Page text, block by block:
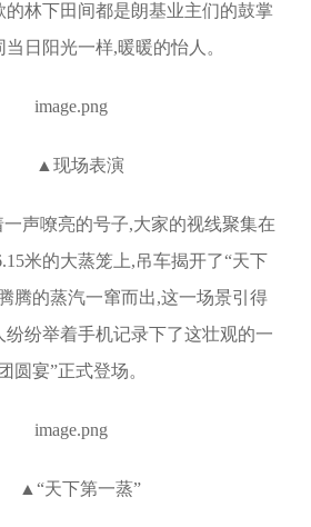
的林下田间都是朗基业主们的鼓掌
日阳光一样,暖暖的怡人。
▲现场表演
一声嘹亮的号子,大家的视线聚集在
米的大蒸笼上,吊车揭开了“天下
腾的蒸汽一窜而出,这一场景引得
纷纷举着手机记录下了这壮观的一
圆宴”正式登场。
▲“天下第一蒸”